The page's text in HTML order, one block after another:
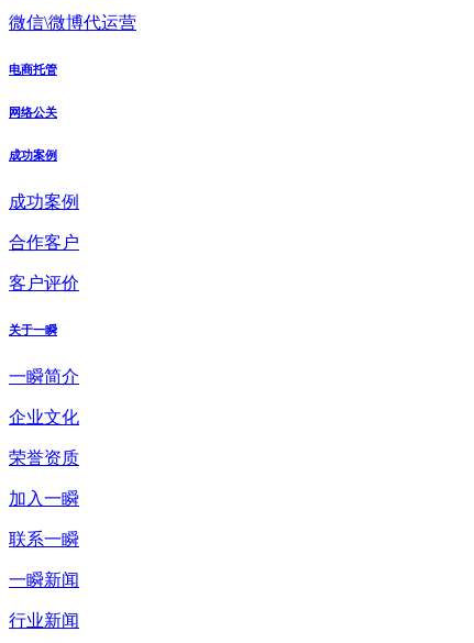
微信\微博代运营
电商托管
网络公关
成功案例
成功案例
合作客户
客户评价
关于一瞬
一瞬简介
企业文化
荣誉资质
加入一瞬
联系一瞬
一瞬新闻
行业新闻